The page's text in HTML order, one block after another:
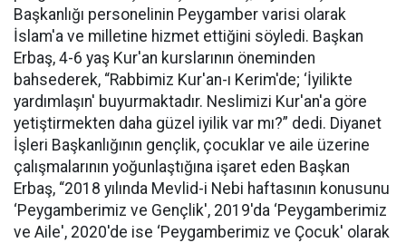
Başkanlığı personelinin Peygamber varisi olarak
İslam'a ve milletine hizmet ettiğini söyledi. Başkan
Erbaş, 4-6 yaş Kur'an kurslarının öneminden
bahsederek, “Rabbimiz Kur'an-ı Kerim'de; ‘İyilikte
yardımlaşın' buyurmaktadır. Neslimizi Kur'an'a göre
yetiştirmekten daha güzel iyilik var mı?” dedi. Diyanet
İşleri Başkanlığının gençlik, çocuklar ve aile üzerine
çalışmalarının yoğunlaştığına işaret eden Başkan
Erbaş, “2018 yılında Mevlid-i Nebi haftasının konusunu
‘Peygamberimiz ve Gençlik', 2019'da ‘Peygamberimiz
ve Aile', 2020'de ise ‘Peygamberimiz ve Çocuk' olarak